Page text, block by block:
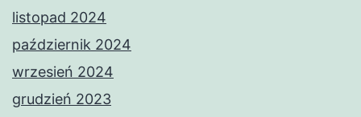
listopad 2024
październik 2024
wrzesień 2024
grudzień 2023